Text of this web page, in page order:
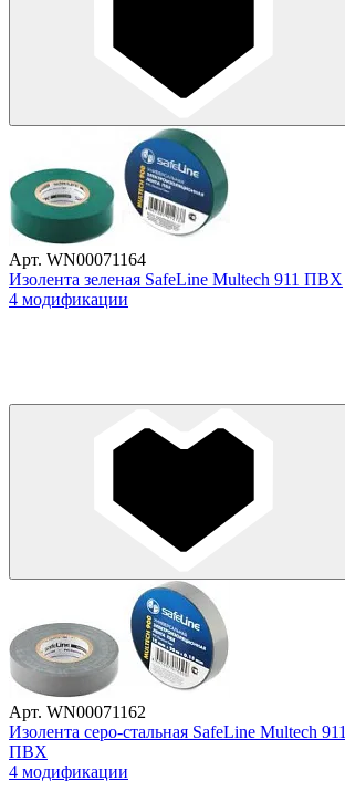
Арт. WN00071164
Изолента зеленая SafeLine Multech 911 ПВХ
4 модификации
Арт. WN00071162
Изолента серо-стальная SafeLine Multech 911
ПВХ
4 модификации